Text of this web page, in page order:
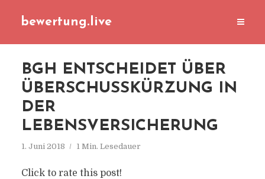
bewertung.live
BGH ENTSCHEIDET ÜBER
ÜBERSCHUSSKÜRZUNG IN
DER
LEBENSVERSICHERUNG
1. Juni 2018 1 Min. Lesedauer
Click to rate this post!